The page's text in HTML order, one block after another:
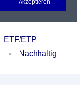
Login
ETF/ETP
Nachhaltig
Akzeptieren